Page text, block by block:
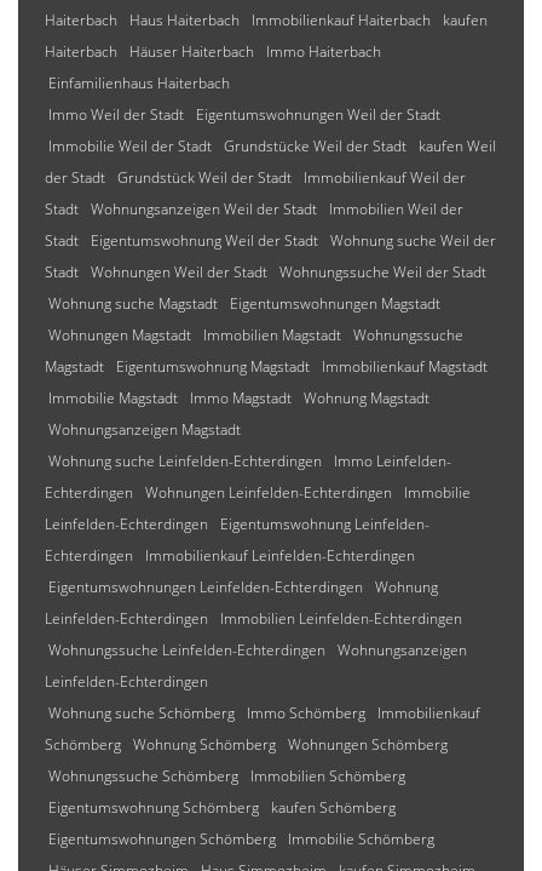
Haiterbach
Haus Haiterbach Immobilienkauf Haiterbach
kaufen
Haiterbach
Häuser Haiterbach
Immo Haiterbach
Einfamilienhaus Haiterbach
Immo Weil der Stadt
Eigentumswohnungen Weil der Stadt
Immobilie Weil der Stadt Grundstücke Weil der Stadt
kaufen Weil
der Stadt Grundstück Weil der Stadt
Immobilienkauf Weil der
Stadt Wohnungsanzeigen Weil der Stadt
Immobilien Weil der
Stadt
Eigentumswohnung Weil der Stadt Wohnung suche Weil der
Stadt Wohnungen Weil der Stadt Wohnungssuche Weil der Stadt
Wohnung suche Magstadt
Eigentumswohnungen Magstadt
Wohnungen Magstadt
Immobilien Magstadt Wohnungssuche
Magstadt
Eigentumswohnung Magstadt
Immobilienkauf Magstadt
Immobilie Magstadt
Immo Magstadt Wohnung Magstadt
Wohnungsanzeigen Magstadt
Wohnung suche Leinfelden-Echterdingen
Immo Leinfelden-
Echterdingen
Wohnungen Leinfelden-Echterdingen
Immobilie
Leinfelden-Echterdingen
Eigentumswohnung Leinfelden-
Echterdingen
Immobilienkauf Leinfelden-Echterdingen
Eigentumswohnungen Leinfelden-Echterdingen
Wohnung
Leinfelden-Echterdingen
Immobilien Leinfelden-Echterdingen
Wohnungssuche Leinfelden-Echterdingen
Wohnungsanzeigen
Leinfelden-Echterdingen
Wohnung suche Schömberg
Immo Schömberg
Immobilienkauf
Schömberg Wohnung Schömberg Wohnungen Schömberg
Wohnungssuche Schömberg
Immobilien Schömberg
Eigentumswohnung Schömberg
kaufen Schömberg
Eigentumswohnungen Schömberg
Immobilie Schömberg